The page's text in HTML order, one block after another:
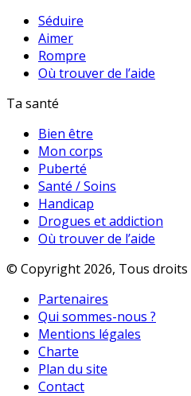
Séduire
Aimer
Rompre
Où trouver de l’aide
Ta santé
Bien être
Mon corps
Puberté
Santé / Soins
Handicap
Drogues et addiction
Où trouver de l’aide
© Copyright 2026, Tous
Partenaires
Qui sommes-nous ?
Mentions légales
Charte
Plan du site
Contact